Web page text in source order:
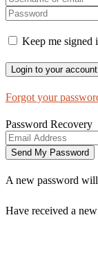
Keep me signed
Forgot your
Password Recovery
A new password
Have received a